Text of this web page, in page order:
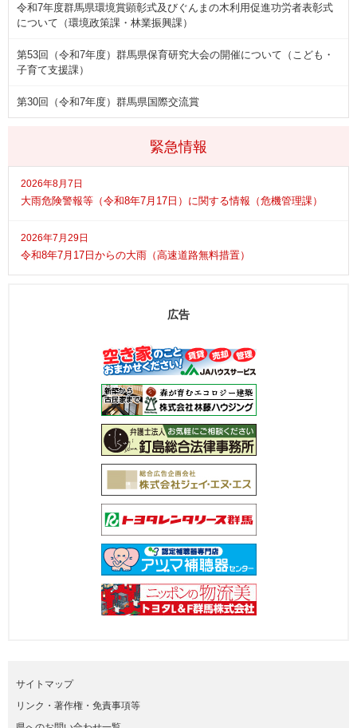
緊急情報
2026年8月7日
大雨危険警報等（令和8年7月17日）に関する情報（危機管理課）
2026年7月29日
令和8年7月17日からの大雨（高速道路無料措置）
令和7年度群馬県環境賞顕彰式及びぐんまの木利用促進功労者表彰式
について（環境政策課・林業振興課）
第53回（令和7年度）群馬県保育研究大会の開催について（こども・
子育て支援課）
第30回（令和7年度）群馬県国際交流賞
広告
サイトマップ
リンク・著作権・免責事項等